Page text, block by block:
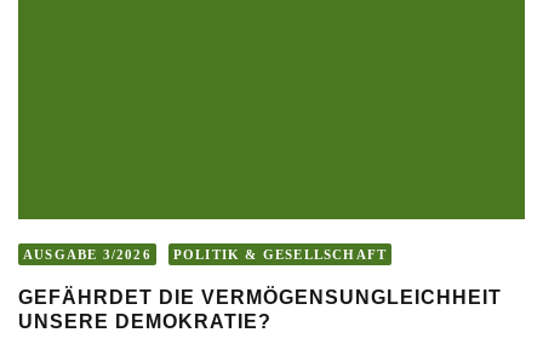
AUSGABE 3/2026 POLITIK & GESELLSCHAFT
GEFÄHRDET DIE VERMÖGENSUNGLEICHHEIT
UNSERE DEMOKRATIE?